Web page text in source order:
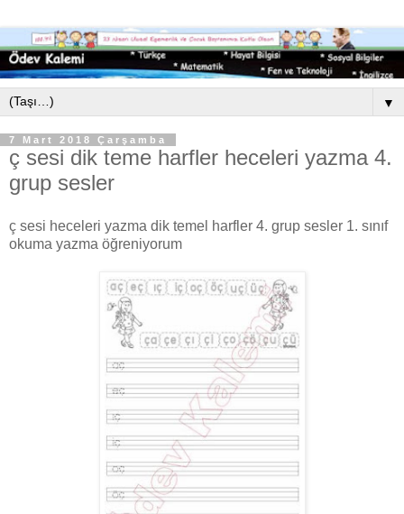
▼
7 Mart 2018 Çarşamba
ç sesi dik teme harfler heceleri yazma 4.
grup sesler
ç sesi heceleri yazma dik temel harfler 4. grup sesler 1. sınıf
okuma yazma öğreniyorum